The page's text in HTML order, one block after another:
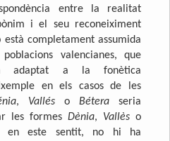
entre la realitat
i el seu reconeiximent
està completament assumida
valencianes, que
adaptat a la fonètica
en els casos de les
, Vallés o Bétera seria
les formes Dènia, Vallès o
en este sentit, no hi ha